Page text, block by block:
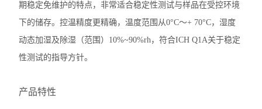
期稳定免维护的特点，非常适合稳定性测试与样品在受控环境
下的储存。控温精度更精确，温度范围从0°C〜+ 70°C，湿度
动态加湿及除湿（范围）10%~90%rh，符合ICH Q1A关于稳定
性测试的指导方针。
产品特性